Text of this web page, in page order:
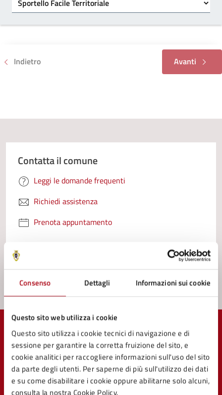
Consenso Dettagli Informazioni sui cookie
Questo sito web utilizza i cookie
Questo sito utilizza i cookie tecnici di navigazione e di
sessione per garantire la corretta fruizione del sito, e
cookie analitici per raccogliere informazioni sull'uso del sito
da parte degli utenti. Per saperne di più sull'utilizzo dei dati
e su come disabilitare i cookie oppure abilitarne solo alcuni,
consulta la nostra Cookie Policy.
Indietro Avanti
Contatta il comune
Leggi le domande frequenti
Richiedi assistenza
Prenota appuntamento
Problemi in città
Comune di Mercato Saraceno